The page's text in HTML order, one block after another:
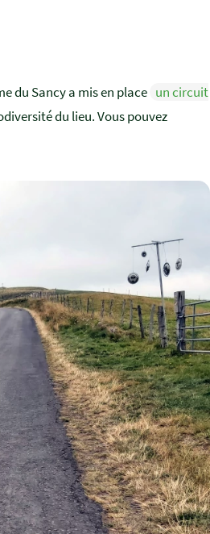
du Sancy a mis en place un circuit
du lieu. Vous pouvez